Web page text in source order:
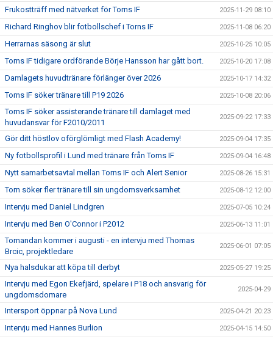
Frukostträff med nätverket för Torns IF 2025-11-29 08:10
Richard Ringhov blir fotbollschef i Torns IF 2025-11-08 06:20
Herrarnas säsong är slut 2025-10-25 10:05
Torns IF tidigare ordförande Börje Hansson har gått bort. 2025-10-20 17:08
Damlagets huvudtränare förlänger över 2026 2025-10-17 14:32
Torns IF söker tränare till P19 2026 2025-10-08 20:06
Torns IF söker assisterande tränare till damlaget med
huvudansvar för F2010/2011
2025-09-22 17:33
Gör ditt höstlov oförglömligt med Flash Academy! 2025-09-04 17:35
Ny fotbollsprofil i Lund med tränare från Torns IF 2025-09-04 16:48
Nytt samarbetsavtal mellan Torns IF och Alert Senior 2025-08-26 15:31
Torn söker fler tränare till sin ungdomsverksamhet 2025-08-12 12:00
Intervju med Daniel Lindgren 2025-07-05 10:24
Intervju med Ben O'Connor i P2012 2025-06-13 11:01
Tornandan kommer i augusti - en intervju med Thomas
Brcic, projektledare
2025-06-01 07:05
Nya halsdukar att köpa till derbyt 2025-05-27 19:25
Intervju med Egon Ekefjärd, spelare i P18 och ansvarig för
ungdomsdomare
2025-04-29
Intersport öppnar på Nova Lund 2025-04-21 20:23
Intervju med Hannes Burlion 2025-04-15 14:50